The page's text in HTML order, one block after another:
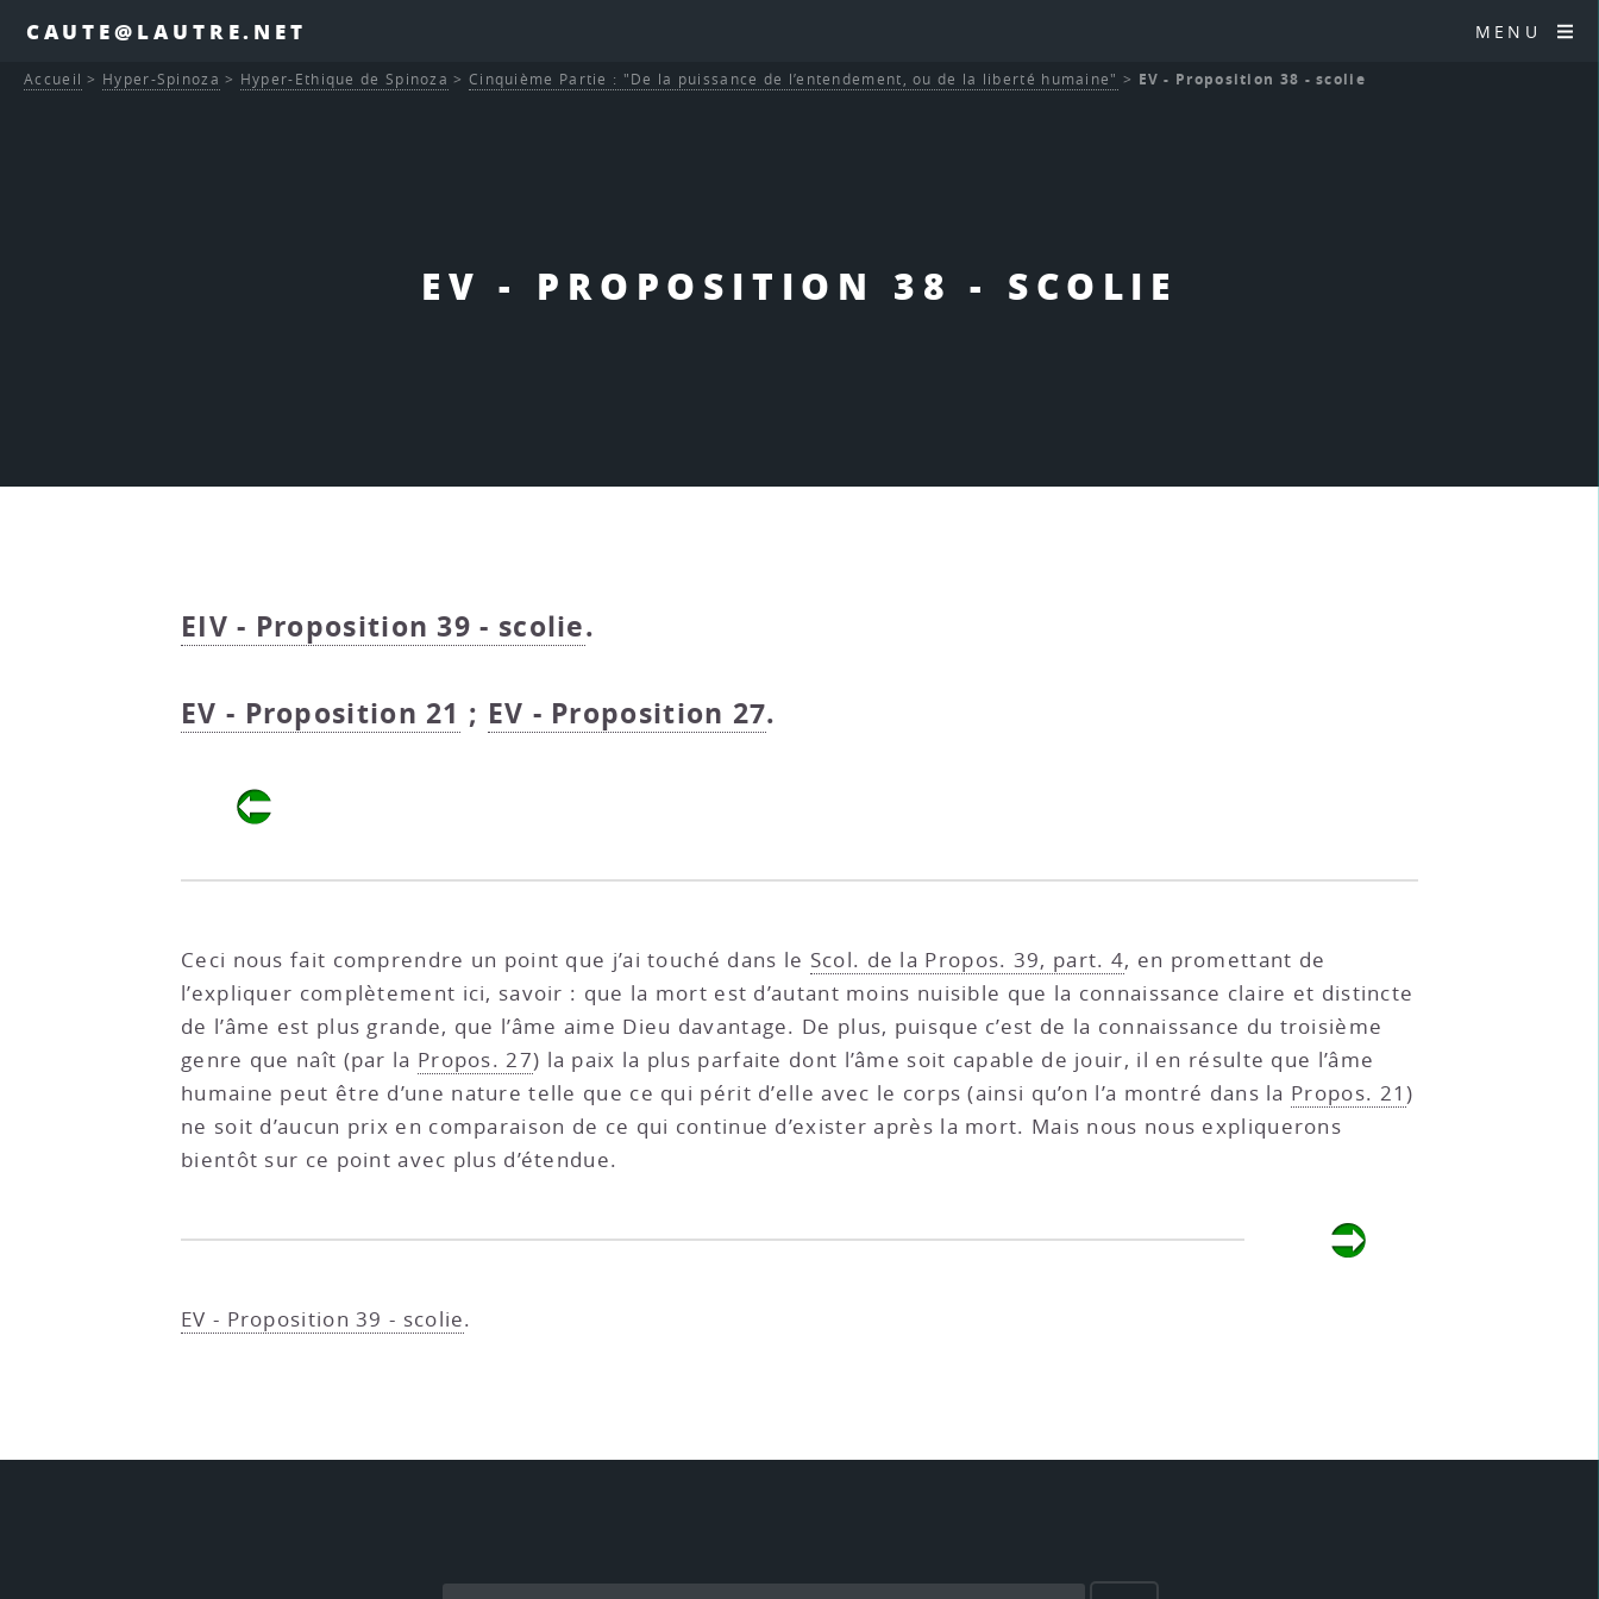
CAUTE@LAUTRE.NET MENU
EV - PROPOSITION 38 - SCOLIE
Accueil > Hyper-Spinoza > Hyper-Ethique de Spinoza > Cinquième Partie : "De la puissance de l’entendement, ou de la liberté humaine" > EV - Proposition 38 - scolie
EIV - Proposition 39 - scolie.
EV - Proposition 21 ; EV - Proposition 27.
Ceci nous fait comprendre un point que j’ai touché dans le Scol. de la Propos. 39, part. 4, en promettant de
l’expliquer complètement ici, savoir : que la mort est d’autant moins nuisible que la connaissance claire et distincte
de l’âme est plus grande, que l’âme aime Dieu davantage. De plus, puisque c’est de la connaissance du troisième
genre que naît (par la Propos. 27) la paix la plus parfaite dont l’âme soit capable de jouir, il en résulte que l’âme
humaine peut être d’une nature telle que ce qui périt d’elle avec le corps (ainsi qu’on l’a montré dans la Propos. 21)
ne soit d’aucun prix en comparaison de ce qui continue d’exister après la mort. Mais nous nous expliquerons
bientôt sur ce point avec plus d’étendue.
EV - Proposition 39 - scolie.